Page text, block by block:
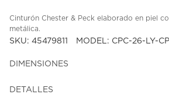
Cinturón Chester & Peck elaborado en piel
metálica.
SKU: 45479811 MODEL: CPC-26-LY-
DIMENSIONES
DETALLES